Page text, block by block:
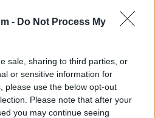
- Do Not Process My
sale, sharing to third parties, or
or sensitive information for
please use the below opt-out
Please note that after your
you may continue seeing
literarias emblemáticas del
el apartheid sufrido por
década de los noventa. El
, ganó el Premio Nobel de